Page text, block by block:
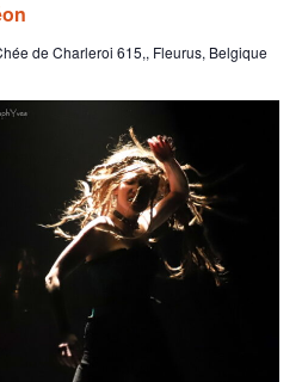
de Charleroi 615,, Fleurus, Belgique